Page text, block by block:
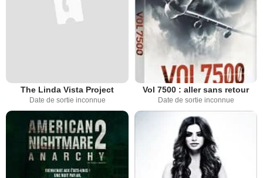
The Linda Vista Project
Date de sortie inconnue
Vol 7500 : aller sans retour
Date de sortie inconnue